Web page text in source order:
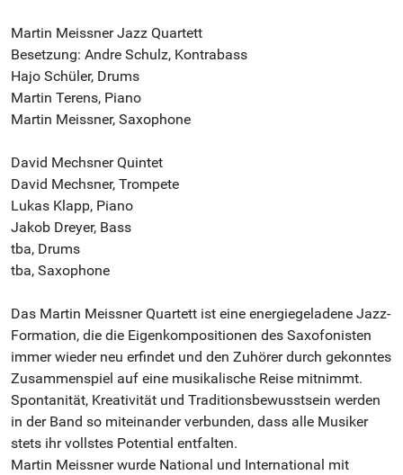
Martin Meissner Jazz Quartett
Besetzung: Andre Schulz, Kontrabass
Hajo Schüler, Drums
Martin Terens, Piano
Martin Meissner, Saxophone
David Mechsner Quintet
David Mechsner, Trompete
Lukas Klapp, Piano
Jakob Dreyer, Bass
tba, Drums
tba, Saxophone
Das Martin Meissner Quartett ist eine energiegeladene Jazz-
Formation, die die Eigenkompositionen des Saxofonisten
immer wieder neu erfindet und den Zuhörer durch gekonntes
Zusammenspiel auf eine musikalische Reise mitnimmt.
Spontanität, Kreativität und Traditionsbewusstsein werden
in der Band so miteinander verbunden, dass alle Musiker
stets ihr vollstes Potential entfalten.
Martin Meissner wurde National und International mit